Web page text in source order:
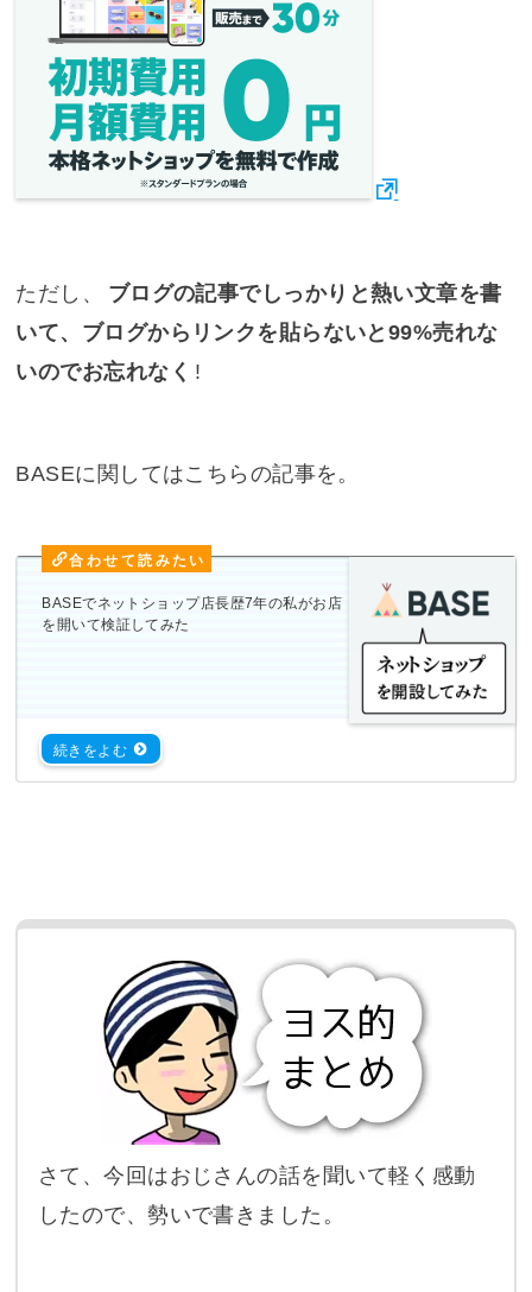
ただし、
ブログの記事でしっかりと熱い文章を書
いて、ブログからリンクを貼らないと99%売れな
いのでお忘れなく !
BASEに関してはこちらの記事を。
BASEでネットショップ店長歴7年の私がお店
を開いて検証してみた
さて、今回はおじさんの話を聞いて軽く感動
したので、勢いで書きました。